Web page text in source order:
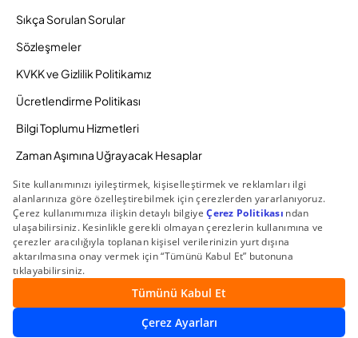
Sıkça Sorulan Sorular
Sözleşmeler
KVKK ve Gizlilik Politikamız
Ücretlendirme Politikası
Bilgi Toplumu Hizmetleri
Zaman Aşımına Uğrayacak Hesaplar
Duyurular ve Kampanyalar
© 2026 Gedik Yatırım Menkul Değerler AŞ. Tüm Hakları